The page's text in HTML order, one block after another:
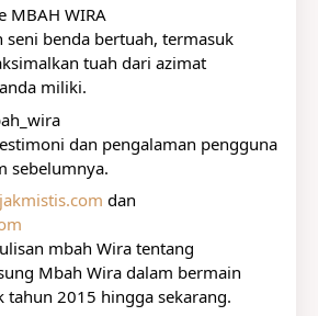
MBAH WIRA
seni benda bertuah, termasuk
tuah dari azimat
miliki.
dan pengalaman pengguna
sebelumnya.
mbah Wira tentang
Mbah Wira dalam bermain
tahun 2015 hingga sekarang.